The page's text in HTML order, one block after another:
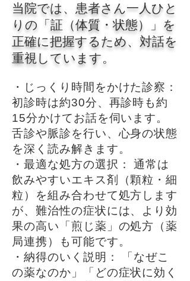
当院では、患者さん一人ひと
りの「証（体質・状態）」を
正確に把握するため、対話を
重視しています。
・じっくり時間をかけた診察：
初診時は約30分、再診時も約
15分かけてお話を伺います。
舌診や脈診を行い、心身の状態
を深く読み解きます。
・最適な処方の選択： 通常は
飲みやすいエキス剤（顆粒・細
粒）を組み合わせて処方します
が、難治性の症状には、より効
果の高い「煎じ薬」の処方（薬
局連携）も可能です。
・納得のいく説明： 「なぜこ
の薬なのか」「どの症状に効く